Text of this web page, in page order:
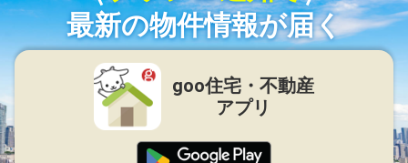
最新の物件情報が届く
goo住宅・不動産
アプリ